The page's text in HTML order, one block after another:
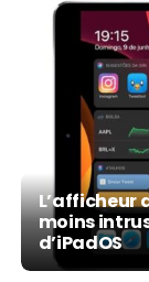
L’afficheur
moins
d’iPadOS